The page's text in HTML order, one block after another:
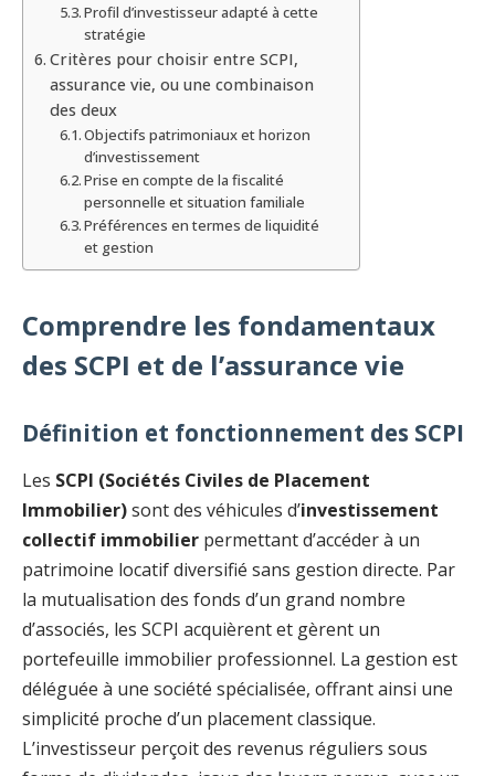
Profil d’investisseur adapté à cette
stratégie
Critères pour choisir entre SCPI,
assurance vie, ou une combinaison
des deux
Objectifs patrimoniaux et horizon
d’investissement
Prise en compte de la fiscalité
personnelle et situation familiale
Préférences en termes de liquidité
et gestion
Comprendre les fondamentaux
des SCPI et de l’assurance vie
Définition et fonctionnement des SCPI
Les SCPI (Sociétés Civiles de Placement
Immobilier)sont des véhicules d’investissement
collectif immobilier permettant d’accéder à un
patrimoine locatif diversifié sans gestion directe. Par
la mutualisation des fonds d’un grand nombre
d’associés, les SCPI acquièrent et gèrent un
portefeuille immobilier professionnel. La gestion est
déléguée à une société spécialisée, offrant ainsi une
simplicité proche d’un placement classique.
L’investisseur perçoit des revenus réguliers sous